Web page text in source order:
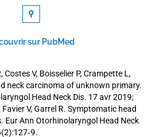
sur PubMed
Costes V, Boisselier P, Crampette L,
neck carcinoma of unknown primary.
Head Neck Dis. 17 avr 2019;
Favier V, Garrel R. Symptomatic head
Eur Ann Otorhinolaryngol Head Neck